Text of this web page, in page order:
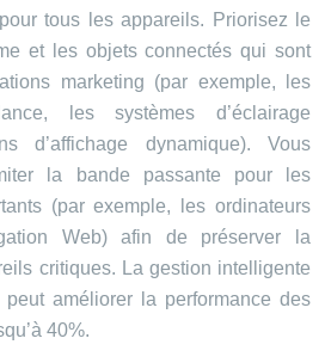
tous les appareils. Priorisez le
et les objets connectés qui sont
marketing (par exemple, les
les systèmes d’éclairage
d’affichage dynamique). Vous
la bande passante pour les
(par exemple, les ordinateurs
Web) afin de préserver la
critiques. La gestion intelligente
améliorer la performance des
40%.